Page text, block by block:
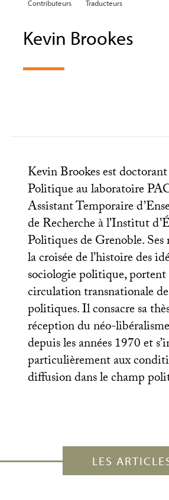
Contributeurs Traducteurs
Kevin Brookes
Kevin Brookes est
Politique au laboratoire
Assistant Temporaire
de Recherche à l’Institut
Politiques de Grenoble. Ses
la croisée de l’histoire des
sociologie politique, portent
circulation transnationale
politiques. Il consacre sa
réception du néo-
depuis les années 1970 et
particulièrement aux
diffusion dans le champ
LES